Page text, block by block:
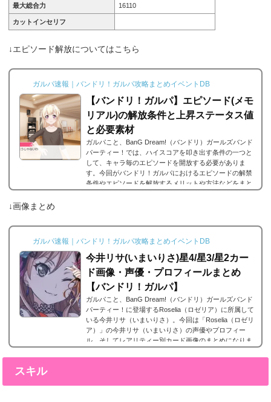
最大総合力 16110
カットインセリフ
↓エピソード解放についてはこちら
ガルパ速報｜バンドリ！ガルパ攻略まとめイベントDB
【バンドリ！ガルパ】エピソード(メモ
リアル)の解放条件と上昇ステータス値
と必要素材
ガルパこと、BanG Dream!（バンドリ）ガールズバンド
パーティー！では、ハイスコアを叩き出す条件の一つと
して、キャラ毎のエピソードを開放する必要がありま
す。今回がバンドリ！ガルパにおけるエピソードの解禁
条件やエピソードを解放するメリットや方法などをまと
す。エピソードは各キャラクターの詳細にあり、解放す
よ...
↓画像まとめ
ガルパ速報｜バンドリ！ガルパ攻略まとめイベントDB
今井リサ(いまいりさ)星4/星3/星2カー
ド画像・声優・プロフィールまとめ
【バンドリ！ガルパ】
ガルパこと、BanG Dream!（バンドリ）ガールズバンド
パーティー！に登場するRoselia（ロゼリア）に所属して
いる今井リサ（いまいりさ）。今回は「Roselia（ロゼリ
ア）」の今井リサ（いまいりさ）の声優やプロフィー
ル、そしてレアリティー別カード画像のまとめになりま
スキル